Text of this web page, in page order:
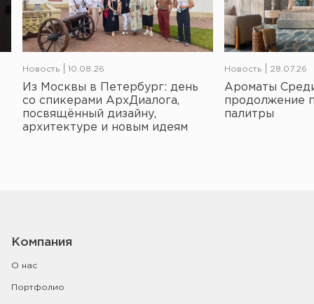
Новость 10.08.26
Из Москвы в Петербург: день
со спикерами АрхДиалога,
посвящённый дизайну,
архитектуре и новым идеям
Новость 28.07.26
Ароматы
продолжение
палитры
Компания
О нас
Портфолио